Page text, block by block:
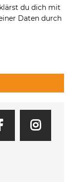
du dich mit
Daten durch